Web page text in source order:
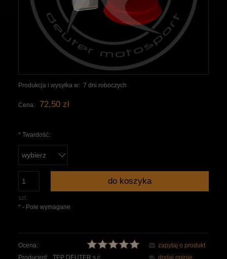
Produkcja i wysyłka w: 7 dni roboczych
Cena: 72,50 zł
* Twardość:
szt.
do koszyka
* - Pole wymagane
Ocena:
Producent:
TEP DEUTER s.c.
zapytaj o produkt
dodaj opinię